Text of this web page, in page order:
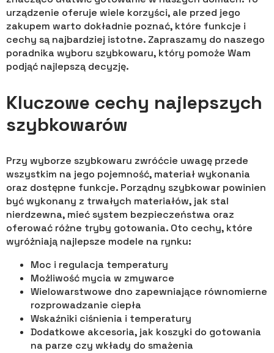
urządzenie oferuje wiele korzyści, ale przed jego
zakupem warto dokładnie poznać, które funkcje i
cechy są najbardziej istotne. Zapraszamy do naszego
poradnika wyboru szybkowaru, który pomoże Wam
podjąć najlepszą decyzję.
Kluczowe cechy najlepszych
szybkowarów
Przy wyborze szybkowaru zwróćcie uwagę przede
wszystkim na jego pojemność, materiał wykonania
oraz dostępne funkcje. Porządny szybkowar powinien
być wykonany z trwałych materiałów, jak stal
nierdzewna, mieć system bezpieczeństwa oraz
oferować różne tryby gotowania. Oto cechy, które
wyróżniają najlepsze modele na rynku:
Moc i regulacja temperatury
Możliwość mycia w zmywarce
Wielowarstwowe dno zapewniające równomierne
rozprowadzanie ciepła
Wskaźniki ciśnienia i temperatury
Dodatkowe akcesoria, jak koszyki do gotowania
na parze czy wkłady do smażenia